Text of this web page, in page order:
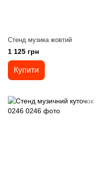
Стенд музика жовтий
1 125 грн
Купити